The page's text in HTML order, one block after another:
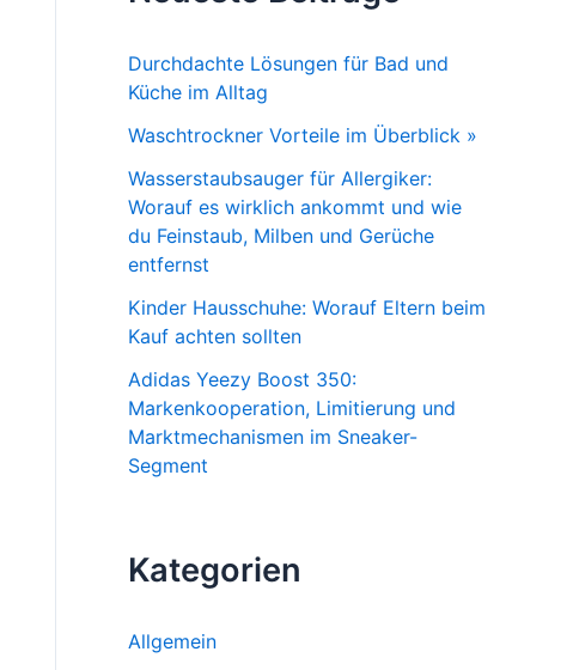
Durchdachte Lösungen für Bad und
Küche im Alltag
Waschtrockner Vorteile im Überblick »
Wasserstaubsauger für Allergiker:
Worauf es wirklich ankommt und wie
du Feinstaub, Milben und Gerüche
entfernst
Kinder Hausschuhe: Worauf Eltern beim
Kauf achten sollten
Adidas Yeezy Boost 350:
Markenkooperation, Limitierung und
Marktmechanismen im Sneaker-
Segment
Kategorien
Allgemein